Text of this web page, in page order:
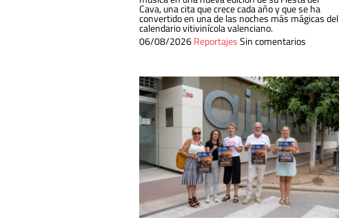
Cava, una cita que crece cada año y que se ha
convertido en una de las noches más mágicas del
calendario vitivinícola valenciano.
06/08/2026ReportajesSin comentarios